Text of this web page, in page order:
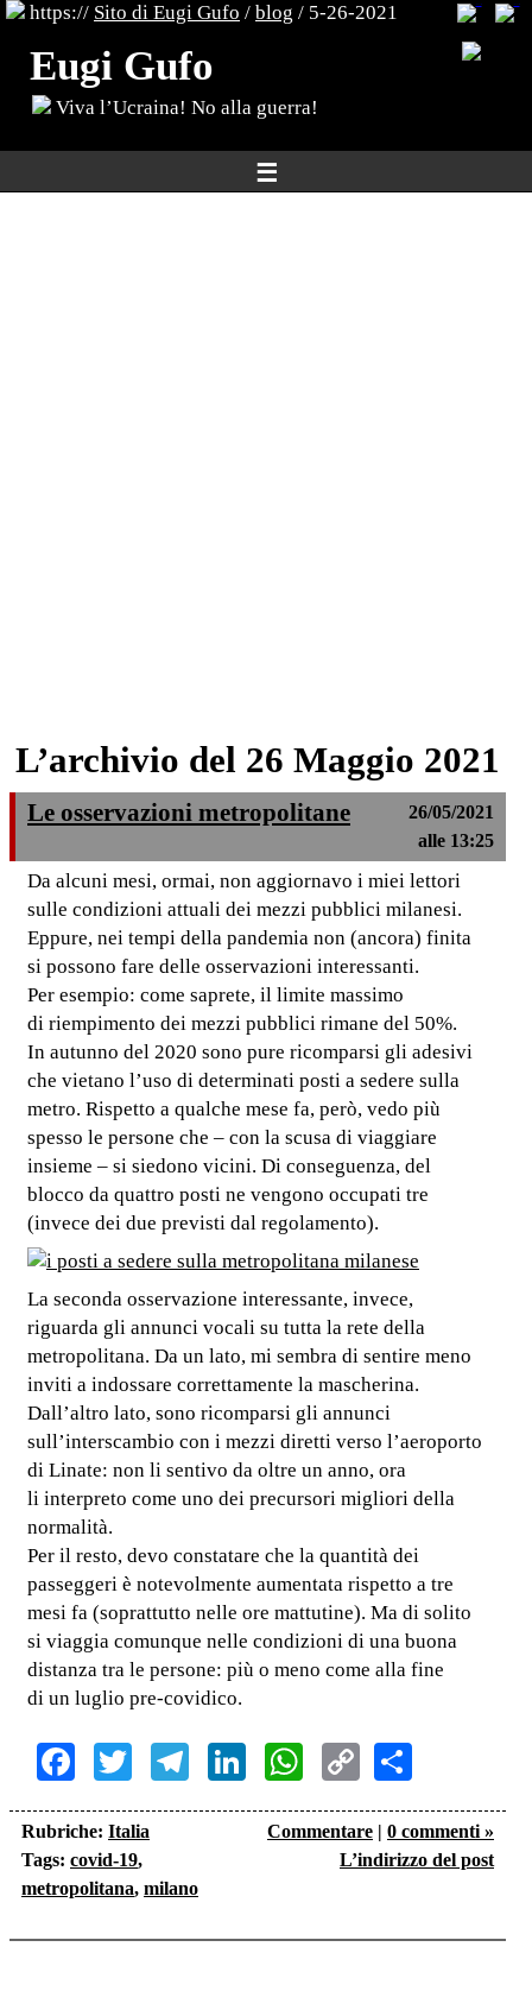
https:// Sito di Eugi Gufo / blog / 5-26-2021
Eugi Gufo
Viva l’Ucraina! No alla guerra!
☰
L’archivio del 26 Maggio 2021
Le osservazioni metropolitane
26/05/2021
alle 13:25
Da alcuni mesi, ormai, non aggiornavo i miei lettori
sulle condizioni attuali dei mezzi pubblici milanesi.
Eppure, nei tempi della pandemia non (ancora) finita
si possono fare delle osservazioni interessanti.
Per esempio: come saprete, il limite massimo
di riempimento dei mezzi pubblici rimane del 50%.
In autunno del 2020 sono pure ricomparsi gli adesivi
che vietano l’uso di determinati posti a sedere sulla
metro. Rispetto a qualche mese fa, però, vedo più
spesso le persone che – con la scusa di viaggiare
insieme – si siedono vicini. Di conseguenza, del
blocco da quattro posti ne vengono occupati tre
(invece dei due previsti dal regolamento).
La seconda osservazione interessante, invece,
riguarda gli annunci vocali su tutta la rete della
metropolitana. Da un lato, mi sembra di sentire meno
inviti a indossare correttamente la mascherina.
Dall’altro lato, sono ricomparsi gli annunci
sull’interscambio con i mezzi diretti verso l’aeroporto
di Linate: non li sentivo da oltre un anno, ora
li interpreto come uno dei precursori migliori della
normalità.
Per il resto, devo constatare che la quantità dei
passeggeri è notevolmente aumentata rispetto a tre
mesi fa (soprattutto nelle ore mattutine). Ma di solito
si viaggia comunque nelle condizioni di una buona
distanza tra le persone: più o meno come alla fine
di un luglio pre-covidico.
Facebook
TwitterTelegram
LinkedInWhatsApp
Copy
Link
Rubriche: Italia
Tags: covid-19,
metropolitana, milano
Commentare | 0 commenti »
L’indirizzo del post